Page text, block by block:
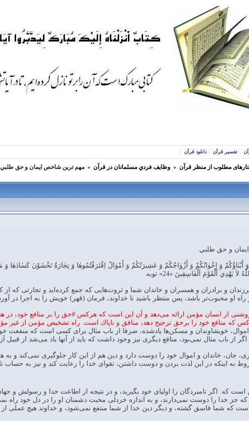
تفسیر قرآن دانلود قرآن
مطلوب از منظر قرآن » وظايف فردي مسلمانان در قرآن » مهم ترين شاخص ايمان و حق
و حق طلبي
أَبْنٰاؤُكُمْ وَ إِخْوٰانُكُمْ وَ أَزْوٰاجُكُمْ وَ عَشِيرَتُكُمْ وَ أَمْوٰالٌ اِقْتَرَفْتُمُوهٰا وَ تِجٰارَةٌ تَخْشَوْنَ
لاٰ يَهْدِي اَلْقَوْمَ اَلْفٰاسِقِينَ «24» توبه
و برادران و همسران و خاندان شما و ثروت‌هايى كه جمع كرده‌ايد و تجارتى كه از
راه او محبوب‌تر باشد، پس منتظر باشيد تا خداوند، فرمان (قهر) خويش را به اجرا در
از انسان مؤمن ارائه مى‌دهد و آن اين است كه هركس #حق را بر منافع خود، در
كه منافع خود را برحق ترجيح دهد، منافق و ناپاك است. راه تشخيص مؤمن از غير
از اموال، خويشاوندان و مسكن‌ها يادشده، صرفا از باب مثال براى كسى است كه
از باب مثال نمى‌بود، منافع ديگرى نيز وجود داشت كه بايد از آنها ياد مى‌شد از
جان، خاندان و اموال خود را دوست دارد و دين هم از اين كار جلوگيرى نمى‌كند
به اينكه در اين لذت بردن و دوست داشتن، تقواى خدا را رعايت كند و نيز به
است كه: اگر نامبردگان را اولياى خود بگيريد، و در نتيجه از اطاعت خدا و رسولش و
جز خدا را دوست نمى‌دارند، و به اندازه خردلى محبت دشمنان او را در دل خود راه
كه شما فاسق گشته، و ديگر دين خدا از شما منتفع نمى‌شود، و خداوند هيچ